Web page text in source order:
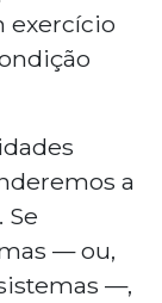
exercício
a
Se
— ou,
—,